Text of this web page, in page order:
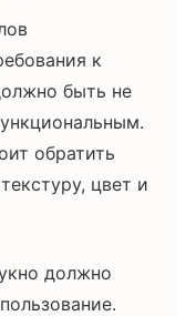
к
быть не
обратить
цвет и
должно